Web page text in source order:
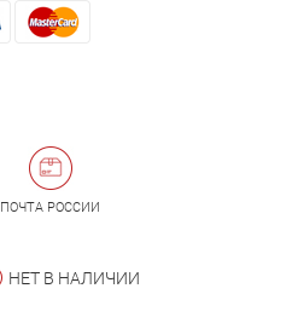
ПОЧТА РОССИИ
НЕТ В НАЛИЧИИ